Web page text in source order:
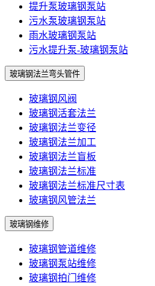
提升泵玻璃钢泵站
污水泵玻璃钢泵站
雨水玻璃钢泵站
污水提升泵-玻璃钢泵站
玻璃钢法兰弯头管件
玻璃钢风阀
玻璃钢活套法兰
玻璃钢法兰变径
玻璃钢法兰加工
玻璃钢法兰盲板
玻璃钢法兰标准
玻璃钢法兰标准尺寸表
玻璃钢风管法兰
玻璃钢维修
玻璃钢管道维修
玻璃钢泵站维修
玻璃钢拍门维修